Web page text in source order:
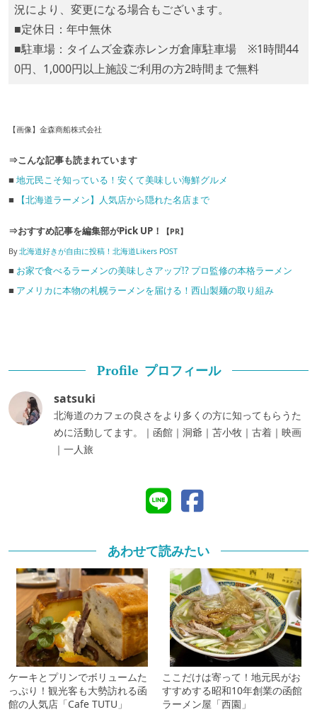
況により、変更になる場合もございます。
■定休日：年中無休
■駐車場：タイムズ金森赤レンガ倉庫駐車場 ※1時間44
0円、1,000円以上施設ご利用の方2時間まで無料
【画像】金森商船株式会社
⇒こんな記事も読まれています
■ 地元民こそ知っている！安くて美味しい海鮮グルメ
■
【北海道ラーメン】人気店から隠れた名店まで
⇒おすすめ記事を編集部がPick UP！
【PR】
By北海道好きが自由に投稿！北海道Likers POST
■ お家で食べるラーメンの美味しさアップ!? プロ監修の本格ラーメン
■ アメリカに本物の札幌ラーメンを届ける！西山製麺の取り組み
Profile プロフィール
satsuki
北海道のカフェの良さをより多くの方に知ってもらうた
めに活動してます。｜函館｜洞爺｜苫小牧｜古着｜映画
｜一人旅
あわせて読みたい
ケーキとプリンでボリュームた
っぷり！観光客も大勢訪れる函
館の人気店「Cafe TUTU」
ここだけは寄って！地元民がお
すすめする昭和10年創業の函館
ラーメン屋「西園」